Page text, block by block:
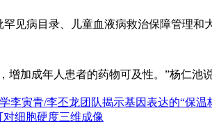
见病目录、儿童血液病救治保障管理
增加成年人患者的药物可及性。”杨仁池
李寅青/李丕龙团队揭示基因表达的“保温
对细胞硬度三维成像